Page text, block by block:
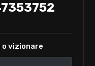
vizionare